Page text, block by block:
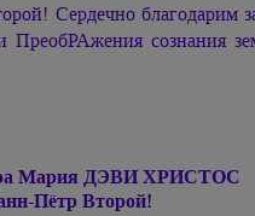
Сердечно
сознания
Мария ДЭВИ ХРИСТОС
ПётрВторой!